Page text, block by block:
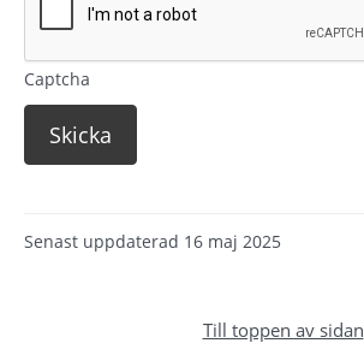
Captcha
Senast uppdaterad 16 maj 2025
Till toppen av sidan